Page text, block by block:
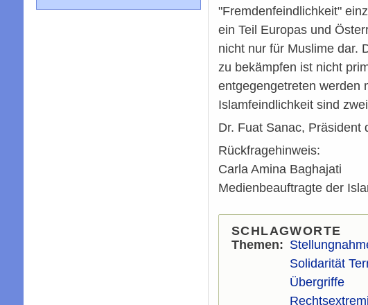
"Fremdenfeindlichkeit"
ein Teil Europas und
nicht nur für Muslime dar.
zu bekämpfen ist nicht
entgegengetreten werden
Islamfeindlichkeit sind
Dr. Fuat Sanac, Präsident
Rückfragehinweis:
Carla Amina Baghajati
Medienbeauftragte der
SCHLAGWORTE
Themen
Solidarität
Übergriffe